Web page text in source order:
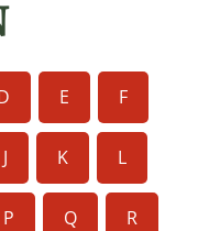
E F
J K L
P Q R